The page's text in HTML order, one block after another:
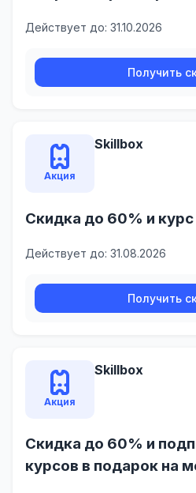
Действует до: 31.10.2026
Получить
Акция
Skillbox
Скидка до 60% и
Действует до: 31.08.2026
Получить
Акция
Skillbox
Скидка до 60% и
курсов в подарок на